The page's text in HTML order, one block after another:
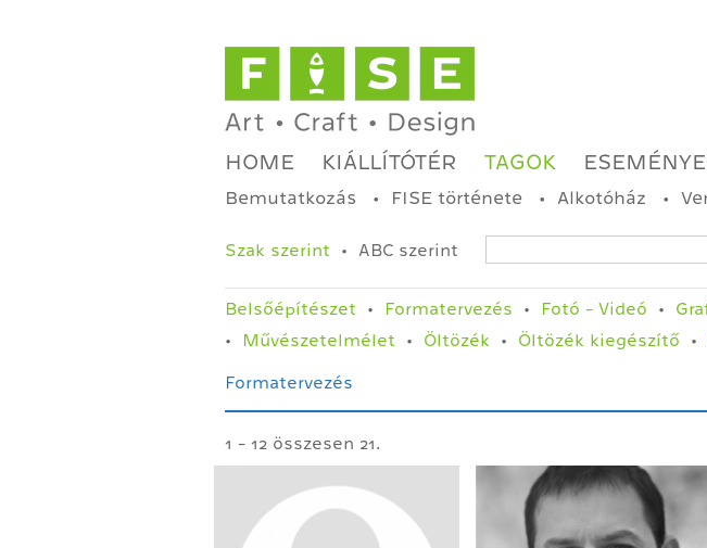
HOME KIÁLLÍTÓTÉR TAGOK
Bemutatkozás FISE története Alkotóház
Szak szerint ABC szerint
Belsőépítészet Formatervezés Fotó - Videó
Művészetelmélet
Öltözék Öltözék kiegészítő
Formatervezés
1 - 12 összesen 21.